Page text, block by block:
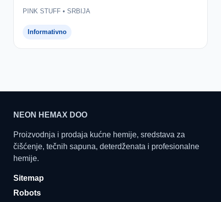
PINK STUFF • SRBIJA
Informativno
NEON HEMAX DOO
Proizvodnja i prodaja kućne hemije, sredstava za
čišćenje, tečnih sapuna, deterdženata i profesionalne
hemije.
Sitemap
Robots